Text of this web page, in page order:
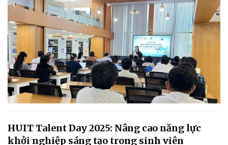
HUIT Talent Day 2025: Nâng cao năng lực
khởi nghiệp sáng tạo trong sinh viên